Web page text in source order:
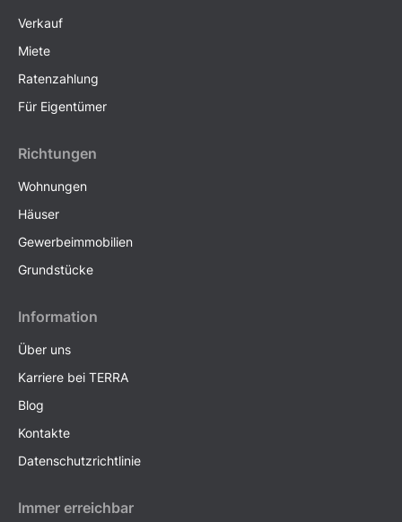
Verkauf
Miete
Ratenzahlung
Für Eigentümer
Richtungen
Wohnungen
Häuser
Gewerbeimmobilien
Grundstücke
Information
Über uns
Karriere bei TERRA
Blog
Kontakte
Datenschutzrichtlinie
Immer erreichbar